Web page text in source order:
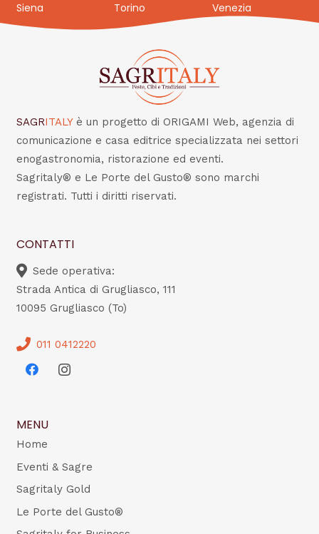
Siena
Torino Venezia
SAGRITALY è un progetto di ORIGAMI Web, agenzia di
comunicazione e casa editrice specializzata nei settori
enogastronomia, ristorazione ed eventi.
Sagritaly® e Le Porte del Gusto® sono marchi
registrati. Tutti i diritti riservati.
CONTATTI
Sede operativa:
Strada Antica di Grugliasco, 111
10095 Grugliasco (To)
011 0412220
MENU
Home
Eventi & Sagre
Sagritaly Gold
Le Porte del Gusto®